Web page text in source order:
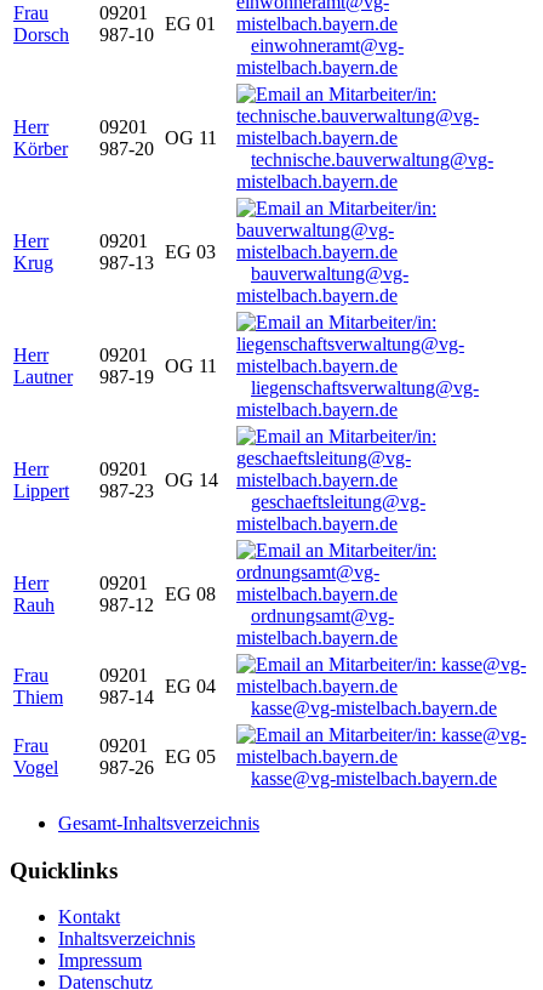
Frau
Dorsch
09201
987-10
EG 01
einwohneramt@vg-
mistelbach.bayern.de
Herr
Körber
09201
987-20
OG 11
technische.bauverwaltung@vg-
mistelbach.bayern.de
Herr
Krug
09201
987-13
EG 03
bauverwaltung@vg-
mistelbach.bayern.de
Herr
Lautner
09201
987-19
OG 11
liegenschaftsverwaltung@vg-
mistelbach.bayern.de
Herr
Lippert
09201
987-23
OG 14
geschaeftsleitung@vg-
mistelbach.bayern.de
Herr
Rauh
09201
987-12
EG 08
ordnungsamt@vg-
mistelbach.bayern.de
Frau
Thiem
09201
987-14
EG 04
kasse@vg-mistelbach.bayern.de
Frau
Vogel
09201
987-26
EG 05
kasse@vg-mistelbach.bayern.de
Gesamt-Inhaltsverzeichnis
Quicklinks
Kontakt
Inhaltsverzeichnis
Impressum
Datenschutz